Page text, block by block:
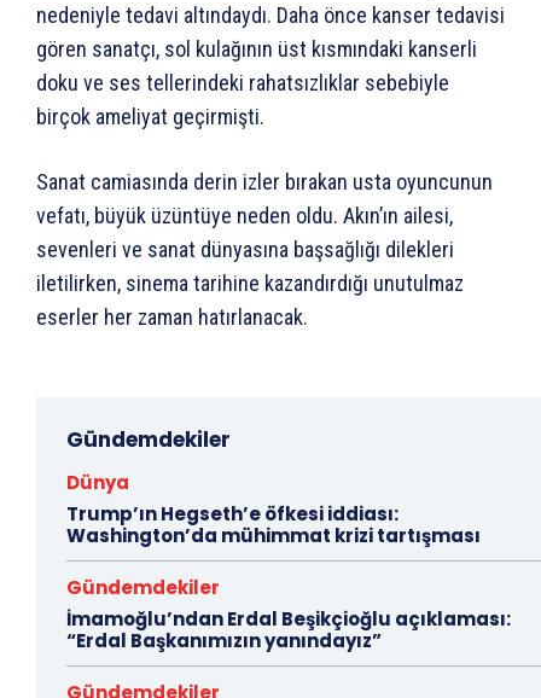
nedeniyle tedavi altındaydı. Daha önce kanser tedavisi
gören sanatçı, sol kulağının üst kısmındaki kanserli
doku ve ses tellerindeki rahatsızlıklar sebebiyle
birçok ameliyat geçirmişti.
Sanat camiasında derin izler bırakan usta oyuncunun
vefatı, büyük üzüntüye neden oldu. Akın’ın ailesi,
sevenleri ve sanat dünyasına başsağlığı dilekleri
iletilirken, sinema tarihine kazandırdığı unutulmaz
eserler her zaman hatırlanacak.
Gündemdekiler
Dünya
Trump’ın Hegseth’e öfkesi iddiası:
Washington’da mühimmat krizi tartışması
Gündemdekiler
İmamoğlu’ndan Erdal Beşikçioğlu açıklaması:
“Erdal Başkanımızın yanındayız”
Gündemdekiler